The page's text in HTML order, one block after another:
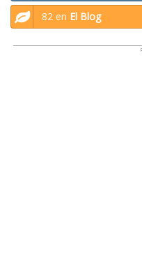
82 en El Blog